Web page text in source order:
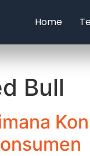
Home
Bull